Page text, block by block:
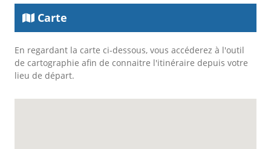
Carte
En regardant la carte ci-dessous, vous accéderez à l'outil
de cartographie afin de connaitre l'itinéraire depuis votre
lieu de départ.